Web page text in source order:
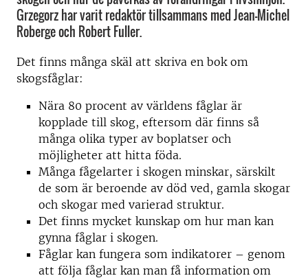
Grzegorz har varit redaktör tillsammans med Jean-Michel
Roberge och Robert Fuller.
Det finns många skäl att skriva en bok om
skogsfåglar:
Nära 80 procent av världens fåglar är
kopplade till skog, eftersom där finns så
många olika typer av boplatser och
möjligheter att hitta föda.
Många fågelarter i skogen minskar, särskilt
de som är beroende av död ved, gamla skogar
och skogar med varierad struktur.
Det finns mycket kunskap om hur man kan
gynna fåglar i skogen.
Fåglar kan fungera som indikatorer – genom
att följa fåglar kan man få information om